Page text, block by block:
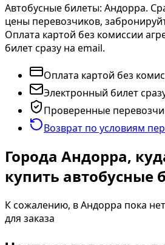
Автобусные билеты: Андорра.
цены перевозчиков,
Оплата картой без комиссии
билет сразу на email.
Оплата картой без
Электронный билет
Проверенные
Возврат по условиям
Города Андорра,
купить автобусные
К сожалению, в Андорра пока
для заказа